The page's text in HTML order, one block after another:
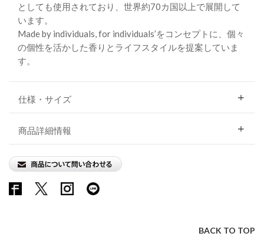
としても使用されており、世界約70カ国以上で展開して
います。
Made by individuals, for individuals’をコンセプトに、個々
の個性を活かした香りとライフスタイルを提案していま
す。
仕様・サイズ
商品詳細情報
BACK TO TOP